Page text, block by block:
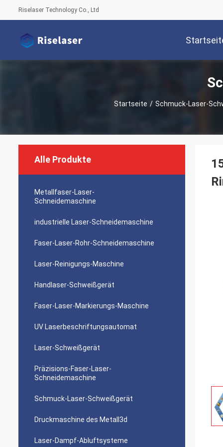
Riselaser Technology Co., Ltd
Startseite / Schmuck-Laser-
Alle Produkte
Metallfaser-Laser-
Schneidemaschine
industrielle Laser-Schneidemaschine
Faser-Laser-Rohr-Schneidemaschine
Laser-Reinigungs-Maschine
Handlaser-Schweißgerät
Faser-Laser-Markierungs-Maschine
UV Laserbeschriftungsautomat
Laser-Schweißgerät
Präzisions-Faser-Laser-
Schneidemaschine
Schmuck-Laser-Schweißgerät
Druckmaschine des Metall3d
Laser-Dampf-Abluftsysteme